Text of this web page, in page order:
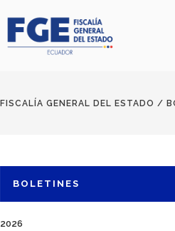
FISCALÍA GENERAL DEL ESTADO /
BOLETINES
2026